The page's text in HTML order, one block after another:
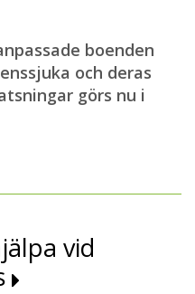
boenden
och deras
görs nu i
vid